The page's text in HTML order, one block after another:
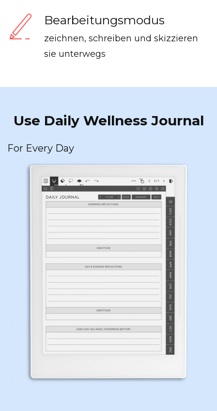
Bearbeitungsmodus
zeichnen, schreiben und skizzieren
sie unterwegs
Use Daily Wellness Journal
For Every Day